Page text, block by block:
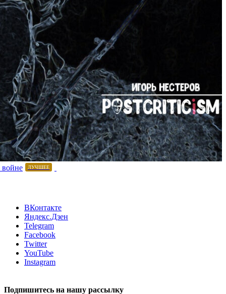
ЛУЧШЕЕ
ВКонтакте
Яндекс.Дзен
Telegram
Facebook
Twitter
YouTube
Instagram
Подпишитесь на нашу рассылку